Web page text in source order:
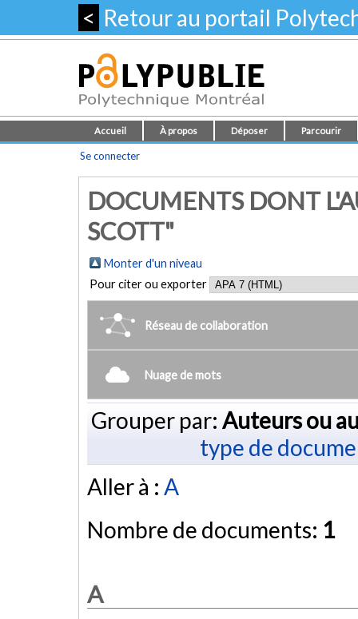
< Retour au portail
Accueil À propos Déposer Parcourir
Se connecter
DOCUMENTS DONT
SCOTT"
Monter d'un niveau
Pour citer ou exporter
Réseau de collaboration
Nuage de mots
Grouper par: Auteurs ou
type de
Aller à : A
Nombre de documents: 1
A